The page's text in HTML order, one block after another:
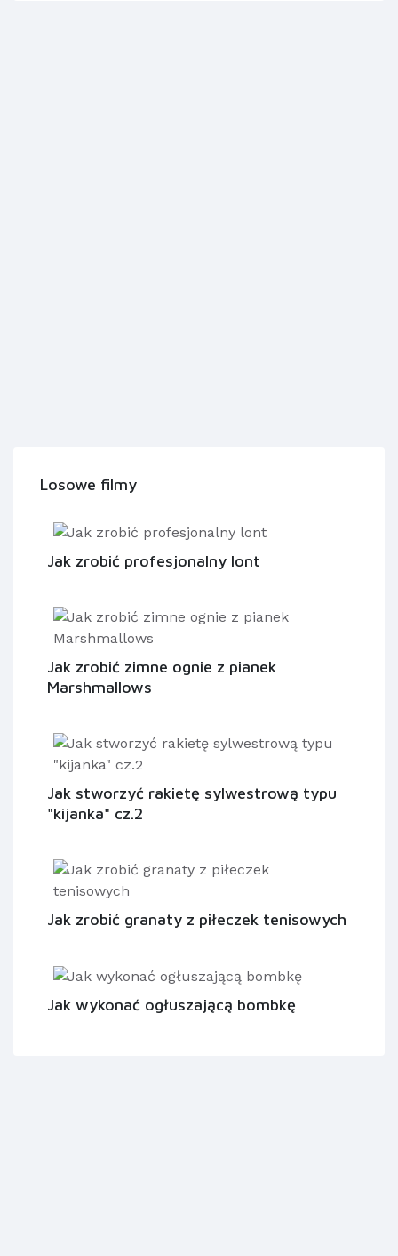
Losowe filmy
Jak zrobić profesjonalny lont
Jak zrobić zimne ognie z pianek
Marshmallows
Jak stworzyć rakietę sylwestrową typu
"kijanka" cz.2
Jak zrobić granaty z piłeczek tenisowych
Jak wykonać ogłuszającą bombkę